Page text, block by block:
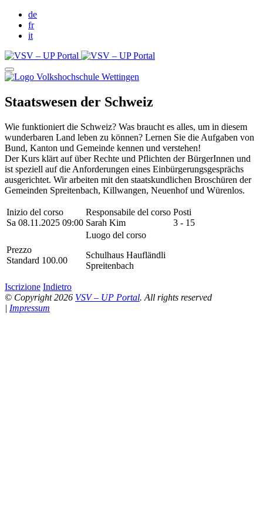
de
fr
it
Staatswesen der Schweiz
Wie funktioniert die Schweiz? Was braucht es alles, um in diesem
wunderbaren Land leben zu können? Lernen Sie die Aufgaben von
Bund, Kanton und Gemeinde kennen und verstehen!
Der Kurs klärt auf über Rechte und Pflichten der BürgerInnen und
ist speziell auf die Anforderungen eines Einbürgerungsgesprächs
ausgerichtet. Wir arbeiten mit den staatskundlichen Broschüren der
Gemeinden Spreitenbach, Killwangen, Neuenhof und Würenlos.
Inizio del corso
Sa 08.11.2025 09:00
Responsabile del corso
Sarah Kim
Posti
3 - 15
Prezzo
Standard 100.00
Luogo del corso
Schulhaus Haufländli
Spreitenbach
Iscrizione Indietro
© Copyright 2026 VSV – UP Portal. All rights reserved
| Impressum